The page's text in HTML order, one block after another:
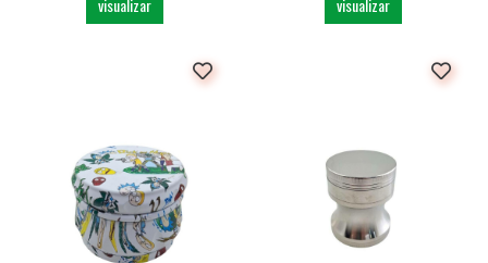
visualizar visualizar